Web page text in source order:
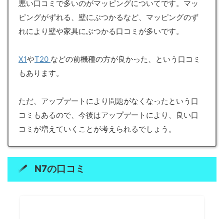
悪い口コミで多いのがマッピングについてです。マッ
ピングがずれる、壁にぶつかるなど、マッピングのず
れにより壁や家具にぶつかる口コミが多いです。
X1やT20 などの前機種の方が良かった、という口コミ
もあります。
ただ、アップデートにより問題がなくなったという口
コミもあるので、今後はアップデートにより、良い口
コミが増えていくことが考えられるでしょう。
N7の口コミ